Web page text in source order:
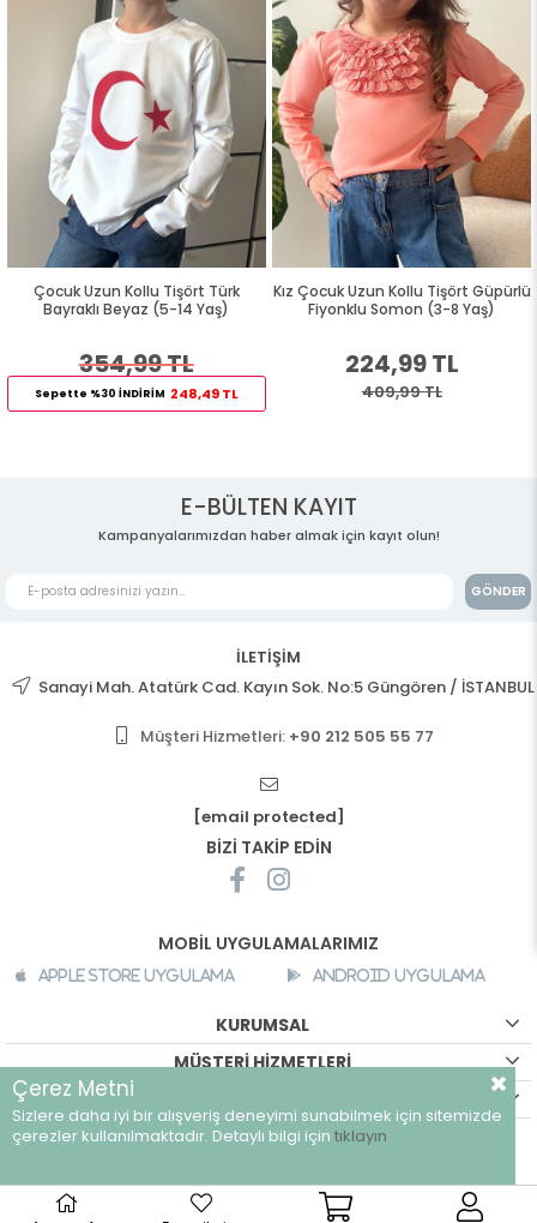
Çocuk Uzun Kollu Tişört Türk
Bayraklı Beyaz (5-14 Yaş)
354,99 TL
Sepette %30 İNDİRİM 248,49 TL
Kız Çocuk Uzun Kollu Tişört Güpürlü
Fiyonklu Somon (3-8 Yaş)
224,99 TL
409,99 TL
E-BÜLTEN KAYIT
Kampanyalarımızdan haber almak için kayıt olun!
GÖNDER
İLETİŞİM
Sanayi Mah. Atatürk Cad. Kayın Sok. No:5 Güngören / İSTANBUL
Müşteri Hizmetleri: +90 212 505 55 77
[email protected]
BİZİ TAKİP EDİN
MOBİL UYGULAMALARIMIZ
Apple Store Uygulama Android Uygulama
KURUMSAL
MÜŞTERİ HİZMETLERİ
©breeze.com.tr - Tüm hakları saklıdır.
Çerez Metni
Sizlere daha iyi bir alışveriş deneyimi sunabilmek için sitemizde
çerezler kullanılmaktadır. Detaylı bilgi için tıklayın